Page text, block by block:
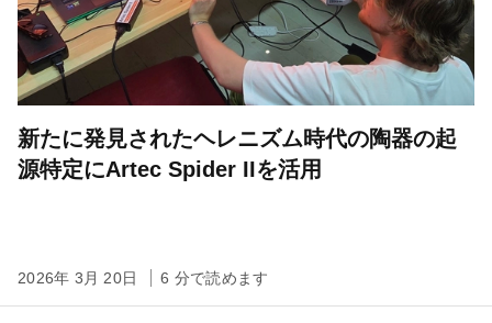
新たに発見されたヘレニズム時代の陶器の起
源特定にArtec Spider IIを活用
2026年 3月 20日 6 分で読めます